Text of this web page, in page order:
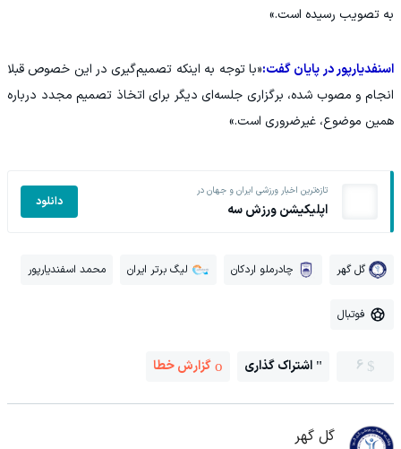
به تصویب رسیده است.»
اسنفدیارپور در پایان گفت:«با توجه به اینکه تصمیم‌گیری در این خصوص قبلا
انجام و مصوب شده، برگزاری جلسه‌ای دیگر برای اتخاذ تصمیم مجدد درباره
همین موضوع، غیرضروری است.»
تازه‌ترین اخبار ورزشی ایران و جهان در
اپلیکیشن ورزش سه دانلود
گل گهر چادرملو اردکان لیگ برتر ایران محمد اسفندیارپور
فوتبال
6 اشتراک گذاری گزارش خطا
گل گهر